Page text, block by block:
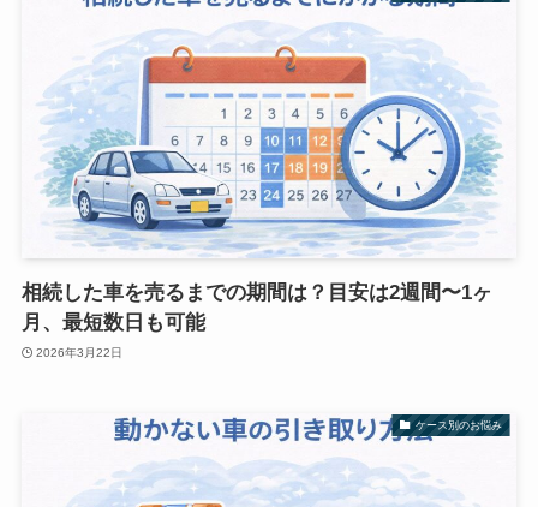
相続した車を売るまでの期間は？目安は2週間〜1ヶ
月、最短数日も可能
2026年3月22日
ケース別のお悩み